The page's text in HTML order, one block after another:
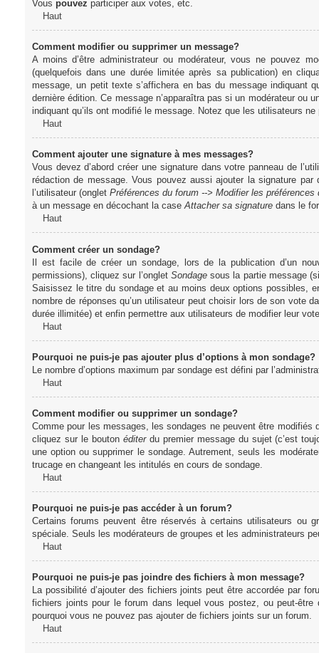
Vous pouvez participer aux votes, etc.
Haut
Comment modifier ou supprimer un message?
A moins d’être administrateur ou modérateur, vous ne pouvez
(quelquefois dans une durée limitée après sa publication) en
message, un petit texte s’affichera en bas du message indiquant
dernière édition. Ce message n’apparaîtra pas si un modérateur
indiquant qu’ils ont modifié le message. Notez que les utilisateurs
Haut
Comment ajouter une signature à mes messages?
Vous devez d’abord créer une signature dans votre panneau de
rédaction de message. Vous pouvez aussi ajouter la signature
l’utilisateur (onglet Préférences du forum --> Modifier les préférences
à un message en décochant la caseAttacher sa signaturedans le
Haut
Comment créer un sondage?
Il est facile de créer un sondage, lors de la publication d’un
permissions), cliquez sur l’onglet Sondagesous la partie message
Saisissez le titre du sondage et au moins deux options possibles,
nombre de réponses qu’un utilisateur peut choisir lors de son vote
durée illimitée) et enfin permettre aux utilisateurs de modifier leur
Haut
Pourquoi ne puis-je pas ajouter plus d’options à mon sondage?
Le nombre d’options maximum par sondage est défini par
Haut
Comment modifier ou supprimer un sondage?
Comme pour les messages, les sondages ne peuvent être modifiés
cliquez sur le bouton éditerdu premier message du sujet (c’est
une option ou supprimer le sondage. Autrement, seuls les
trucage en changeant les intitulés en cours de sondage.
Haut
Pourquoi ne puis-je pas accéder à un forum?
Certains forums peuvent être réservés à certains utilisateurs ou
spéciale. Seuls les modérateurs de groupes et les administrateurs
Haut
Pourquoi ne puis-je pas joindre des fichiers à mon message?
La possibilité d’ajouter des fichiers joints peut être accordée par
fichiers joints pour le forum dans lequel vous postez, ou peut-
pourquoi vous ne pouvez pas ajouter de fichiers joints sur un forum.
Haut